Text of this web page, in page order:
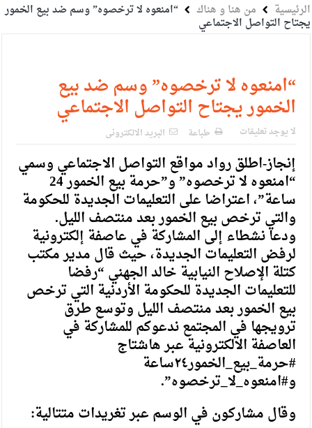
مبارك ومزيدا من التوفيقالرئيسية من هنا و هناك “امنعوه لا ترخصوه” وسم ضد بيع الخمور
يجتاح التواصل الاجتماعي
“امنعوه لا ترخصوه” وسم ضد بيع
الخمور يجتاح التواصل الاجتماعي
لا يوجد تعليقات طباعة البريد الالكترونى
إنجاز-اطلق رواد مواقع التواصل الاجتماعي وسمي
“امنعوه لا ترخصوه” و”حرمة بيع الخمور 24
ساعة”، اعتراضا على التعليمات الجديدة للحكومة
والتي ترخص بيع الخمور بعد منتصف الليل.
ودعا نشطاء إلى المشاركة في عاصفة إلكترونية
لرفض التعليمات الجديدة، حيث قال مدير مكتب
كتلة الإصلاح النيابية خالد الجهني “رفضا
للتعليمات الجديدة للحكومة الأردنية التي ترخص
بيع الخمور بعد منتصف الليل وتوسع طرق
ترويجها في المجتمع ندعوكم للمشاركة في
العاصفة الالكترونية عبر هاشتاج
#حرمة_بيع_الخمور٢٤ساعة
و#امنعوه_لا_ترخصوه”.
وقال مشاركون في الوسم عبر تغريدات متتالية: